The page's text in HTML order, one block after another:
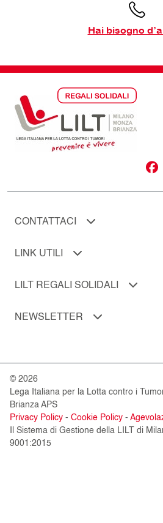
Hai bisogno
CONTATTACI
LINK UTILI
LILT REGALI SOLIDALI
NEWSLETTER
© 2026
Lega Italiana per la Lotta contro i
Brianza APS
Privacy Policy - Cookie Policy -
Il Sistema di Gestione della LILT di
9001:2015